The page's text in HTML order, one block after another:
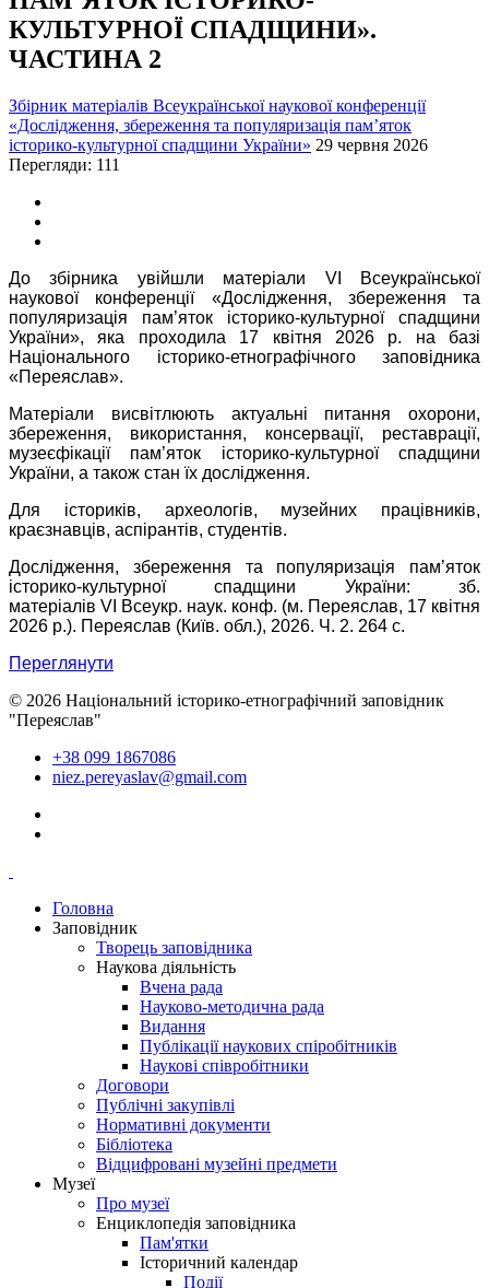
КУЛЬТУРНОЇ СПАДЩИНИ».
ЧАСТИНА 2
Збірник матеріалів Всеукраїнської наукової конференції
«Дослідження, збереження та популяризація пам’яток
історико-культурної спадщини України» 29 червня 2026
Перегляди: 111
До збірника увійшли матеріали VI Всеукраїнської
наукової конференції «Дослідження, збереження та
популяризація пам’яток історико-культурної спадщини
України», яка проходила 17 квітня 2026 р. на базі
Національного історико-етнографічного заповідника
«Переяслав».
Матеріали висвітлюють актуальні питання охорони,
збереження, використання, консервації, реставрації,
музеєфікації пам’яток історико-культурної спадщини
України, а також стан їх дослідження.
Для істориків, археологів, музейних працівників,
краєзнавців, аспірантів, студентів.
Дослідження, збереження та популяризація пам’яток
історико-культурної спадщини України: зб.
матеріалів VI Всеукр. наук. конф. (м. Переяслав, 17 квітня
2026 р.). Переяслав (Київ. обл.), 2026. Ч. 2. 264 с.
Переглянути
© 2026 Національний історико-етнографічний заповідник
"Переяслав"
+38 099 1867086
niez.pereyaslav@gmail.com
Головна
Заповідник
Творець заповідника
Наукова діяльність
Вчена рада
Науково-методична рада
Видання
Публікації наукових спіробітників
Наукові співробітники
Договори
Публічні закупівлі
Нормативні документи
Бібліотека
Відцифровані музейні предмети
Музеї
Про музеї
Енциклопедія заповідника
Пам'ятки
Історичний календар
Події